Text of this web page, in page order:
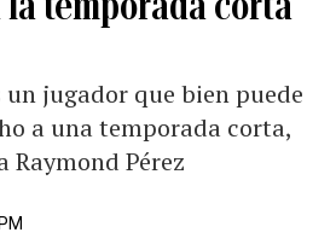
jugador que bien puede
a una temporada corta,
Raymond Pérez